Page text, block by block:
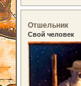
Отшельник
Свой человек